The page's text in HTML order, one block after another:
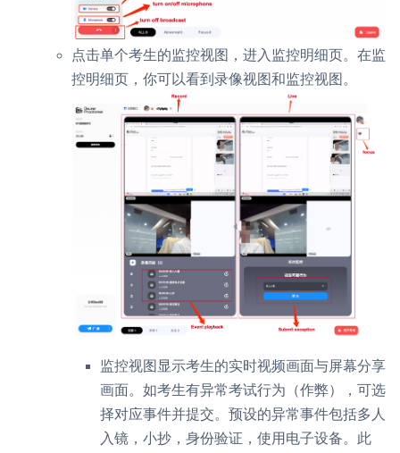
点击单个考生的监控视图，进入监控明细页。在监
控明细页，你可以看到录像视图和监控视图。
监控视图显示考生的实时视频画面与屏幕分享
画面。如考生有异常考试行为（作弊），可选
择对应事件并提交。预设的异常事件包括多人
入镜，小抄，身份验证，使用电子设备。此